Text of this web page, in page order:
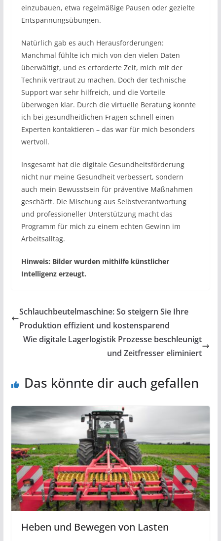
einzubauen, etwa regelmäßige Pausen oder gezielte
Entspannungsübungen.
Natürlich gab es auch Herausforderungen:
Manchmal fühlte ich mich von den vielen Daten
überwältigt, und es erforderte Zeit, mich mit der
Technik vertraut zu machen. Doch der technische
Support war sehr hilfreich, und die Vorteile
überwogen klar. Durch die virtuelle Beratung konnte
ich bei gesundheitlichen Fragen schnell einen
Experten kontaktieren – das war für mich besonders
wertvoll.
Insgesamt hat die digitale Gesundheitsförderung
nicht nur meine Gesundheit verbessert, sondern
auch mein Bewusstsein für präventive Maßnahmen
geschärft. Die Mischung aus Selbstverantwortung
und professioneller Unterstützung macht das
Programm für mich zu einem echten Gewinn im
Arbeitsalltag.
Hinweis: Bilder wurden mithilfe künstlicher
Intelligenz erzeugt.
Schlauchbeutelmaschine: So steigern Sie Ihre
Produktion effizient und kostensparend
Wie digitale Lagerlogistik Prozesse beschleunigt
und Zeitfresser eliminiert
Das könnte dir auch gefallen
Heben und Bewegen von Lasten